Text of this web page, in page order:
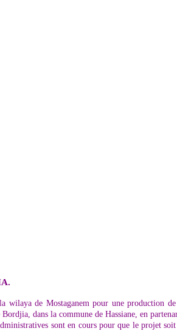
wilaya de Mostaganem pour une production
dans la commune de Hassiane, en
sont en cours pour que le projet